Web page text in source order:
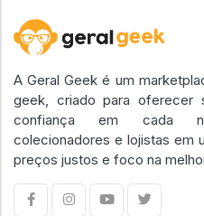
A Geral Geek é um
geek, criado para oferecer
confiança em cada
colecionadores e lojistas em
preços justos e foco na